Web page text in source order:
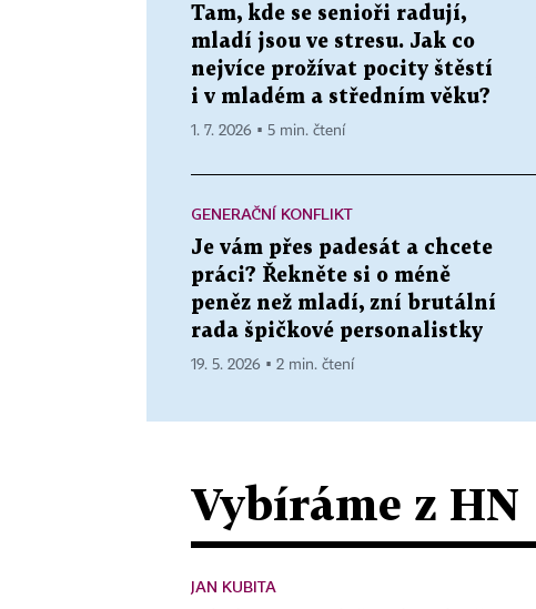
Tam, kde se senioři radují,
mladí jsou ve stresu. Jak co
nejvíce prožívat pocity štěstí
i v mladém a středním věku?
1. 7. 2026 ▪ 5 min. čtení
GENERAČNÍ KONFLIKT
Je vám přes padesát a chcete
práci? Řekněte si o méně
peněz než mladí, zní brutální
rada špičkové personalistky
19. 5. 2026 ▪ 2 min. čtení
Vybíráme z HN
JAN KUBITA